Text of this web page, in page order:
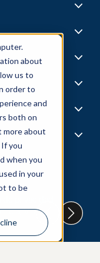
about
us to
order to
and
both on
more about
If you
when you
in your
to be
MD 21044